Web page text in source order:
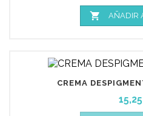
 AÑADIR
CREMA